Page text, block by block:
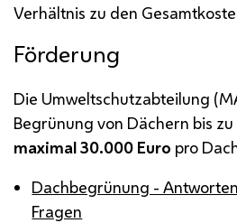
Verhältnis zu den
Förderung
Die Umweltschutzabteilung (
Begrünung von Dächern bis
maximal 30.000 Euro pro
Dachbegrünung -
Fragen